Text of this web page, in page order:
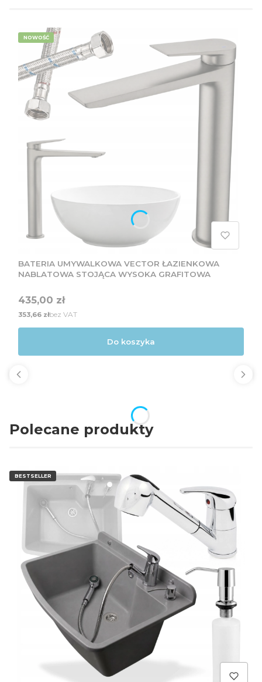
NOWOŚĆ
BATERIA UMYWALKOWA VECTOR ŁAZIENKOWA
NABLATOWA STOJĄCA WYSOKA GRAFITOWA
Cena
435,00 zł
Cena
353,66 złbez VAT
Do koszyka
Polecane produkty
BESTSELLER